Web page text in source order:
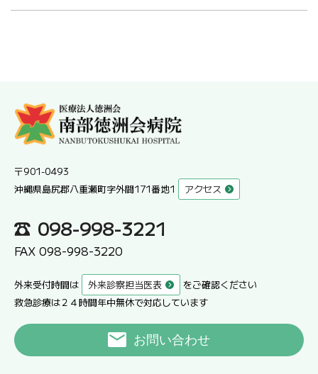
〒901-0493
沖縄県島尻郡八重瀬町字外間171番地1
アクセス
098-998-3221
FAX 098-998-3220
外来受付時間は 外来診察担当医表
をご確認ください
救急診療は２４時間年中無休で対応しています
お問い合わせ